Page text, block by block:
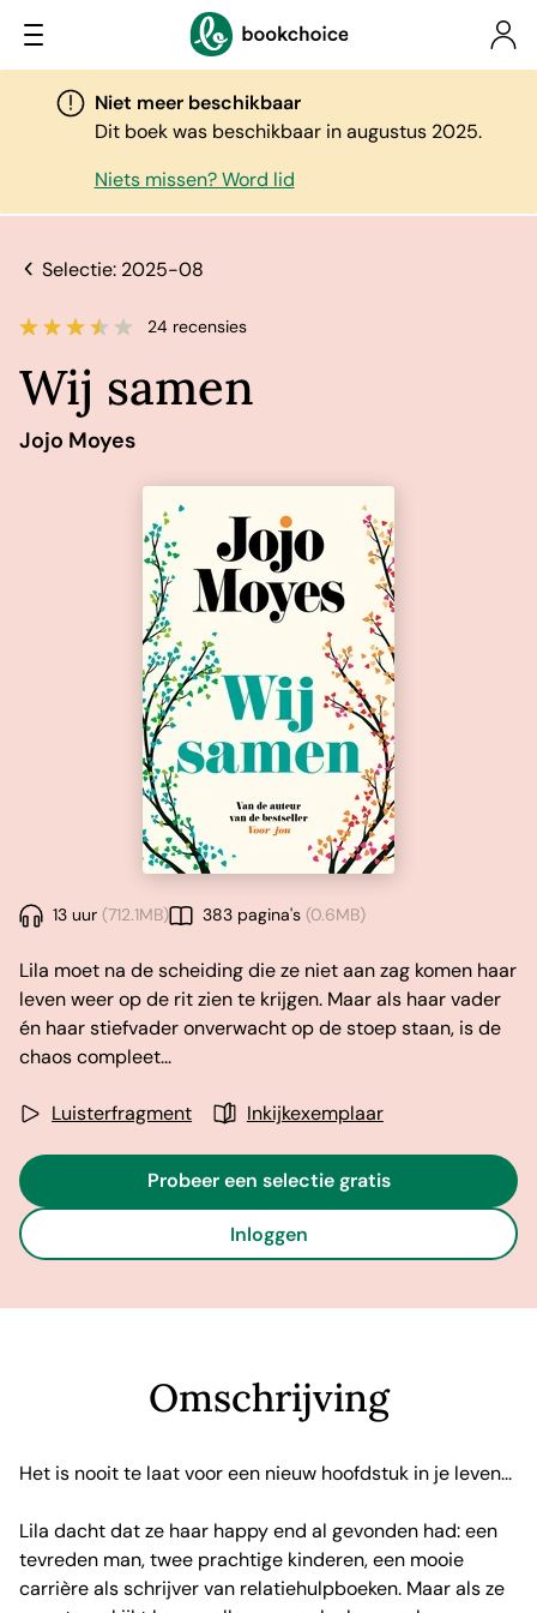
Niet meer beschikbaar
Dit boek was beschikbaar in augustus 2025.
Niets missen? Word lid
Selectie: 2025-08
24 recensies
Wij samen
Jojo Moyes
13 uur (712.1MB) 383 pagina's (0.6MB)
Lila moet na de scheiding die ze niet aan zag komen haar
leven weer op de rit zien te krijgen. Maar als haar vader
én haar stiefvader onverwacht op de stoep staan, is de
chaos compleet...
Luisterfragment Inkijkexemplaar
Probeer een selectie gratis
Inloggen
Omschrijving
Het is nooit te laat voor een nieuw hoofdstuk in je leven...
Lila dacht dat ze haar happy end al gevonden had: een
tevreden man, twee prachtige kinderen, een mooie
carrière als schrijver van relatiehulpboeken. Maar als ze